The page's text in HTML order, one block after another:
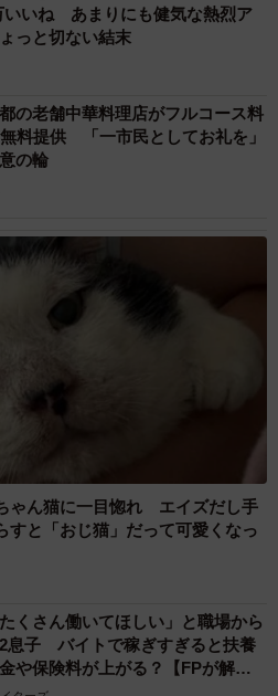
いいね あまりにも健気な熱烈ア
っと切ない結末
の老舗中華料理店がフルコース料
料提供 「一市民としてお礼を」
の輪
ゃん猫に一目惚れ エイズだし手
と「おじ猫」だって可愛くなっ
たくさん働いてほしい」と職場から
息子 バイトで稼ぎすぎると扶養
や保険料が上がる？【FPが解